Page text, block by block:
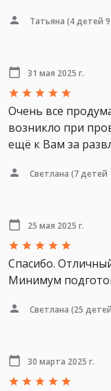
Татьяна (4 детей
31 мая 2025 г.
Очень все
возникло при
ещё к Вам за
Светлана (7 детей
25 мая 2025 г.
Спасибо.
Минимум
Светлана (25
30 марта 2025 г.